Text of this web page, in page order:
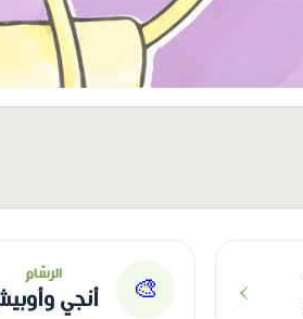
›
🎨
الرسّام
أنجي